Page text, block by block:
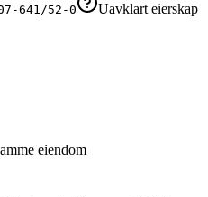
641/52-0
Uavklart eierskap
eiendom